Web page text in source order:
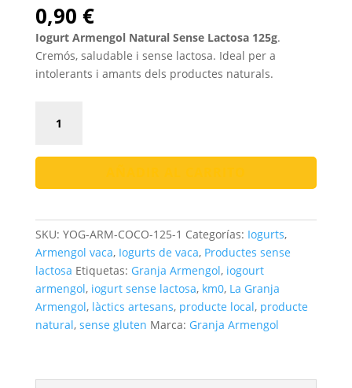
0,90 €
Iogurt Armengol Natural Sense Lactosa 125g.
Cremós, saludable i sense lactosa. Ideal per a
intolerants i amants dels productes naturals.
Armengol
Sense
Lactosa
Cremós
i
saludable
cantidad
SKU: YOG-ARM-COCO-125-1 Categorías: Iogurts,
Armengol vaca, Iogurts de vaca, Productes sense
lactosa Etiquetas: Granja Armengol, iogourt
armengol, iogurt sense lactosa, km0, La Granja
Armengol, làctics artesans, producte local, producte
natural, sense gluten Marca: Granja Armengol